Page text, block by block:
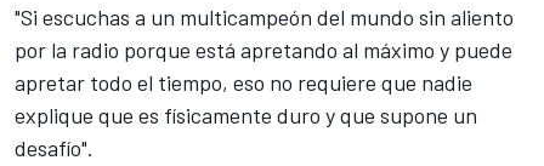
"Si escuchas a un multicampeón del mundo sin aliento
por la radio porque está apretando al máximo y puede
apretar todo el tiempo, eso no requiere que nadie
explique que es físicamente duro y que supone un
desafío".